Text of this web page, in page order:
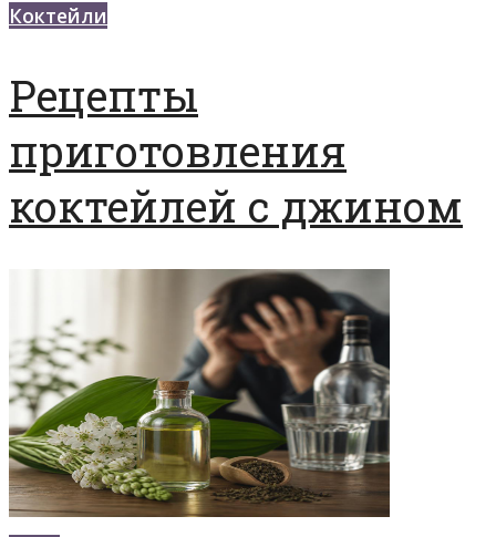
Коктейли
Рецепты
приготовления
коктейлей с джином